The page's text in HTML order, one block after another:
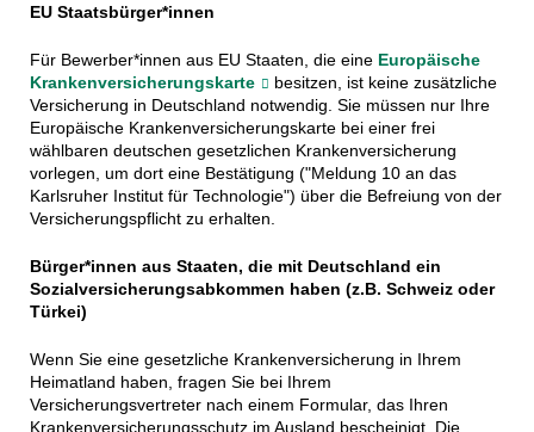
EU Staatsbürger*innen
Für Bewerber*innen aus EU Staaten, die eine Europäische
Krankenversicherungskarte
besitzen, ist keine zusätzliche
Versicherung in Deutschland notwendig. Sie müssen nur Ihre
Europäische Krankenversicherungskarte bei einer frei
wählbaren deutschen gesetzlichen Krankenversicherung
vorlegen, um dort eine Bestätigung ("Meldung 10 an das
Karlsruher Institut für Technologie") über die Befreiung von der
Versicherungspflicht zu erhalten.
Bürger*innen aus Staaten, die mit Deutschland ein
Sozialversicherungsabkommen haben (z.B. Schweiz oder
Türkei)
Wenn Sie eine gesetzliche Krankenversicherung in Ihrem
Heimatland haben, fragen Sie bei Ihrem
Versicherungsvertreter nach einem Formular, das Ihren
Krankenversicherungsschutz im Ausland bescheinigt. Die